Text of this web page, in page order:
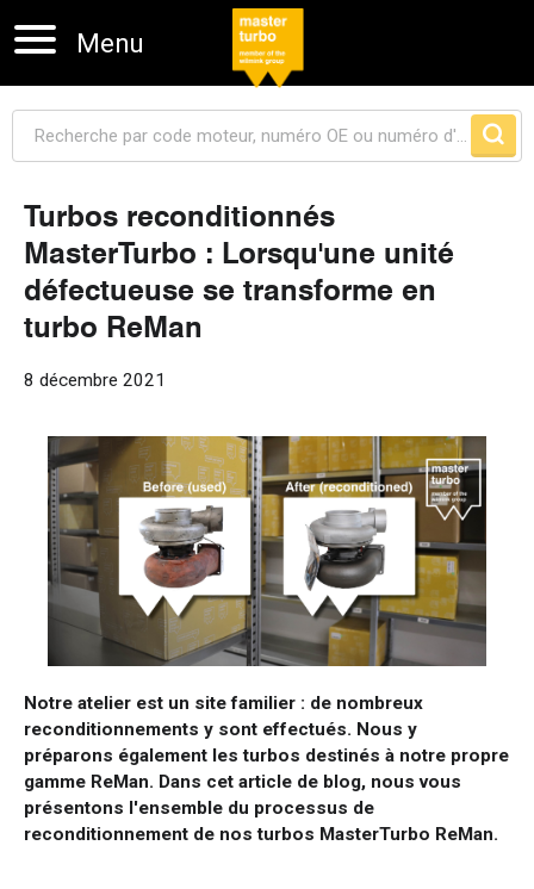
Menu
Sauter la navigation
Turbos reconditionnés
MasterTurbo : Lorsqu'une unité
défectueuse se transforme en
turbo ReMan
8 décembre 2021
Notre atelier est un site familier : de nombreux
reconditionnements y sont effectués. Nous y
préparons également les turbos destinés à notre propre
gamme ReMan. Dans cet article de blog, nous vous
présentons l'ensemble du processus de
reconditionnement de nos turbos MasterTurbo ReMan.